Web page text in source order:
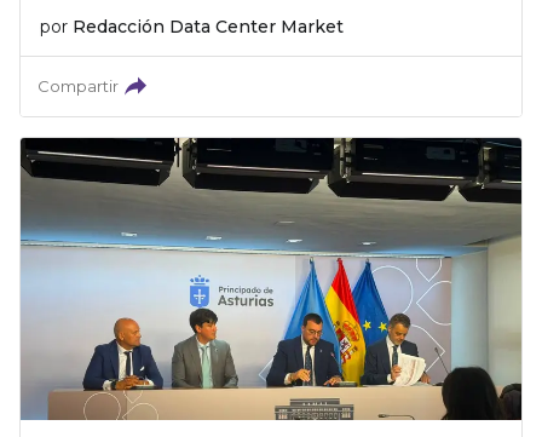
por Redacción Data Center Market
Compartir